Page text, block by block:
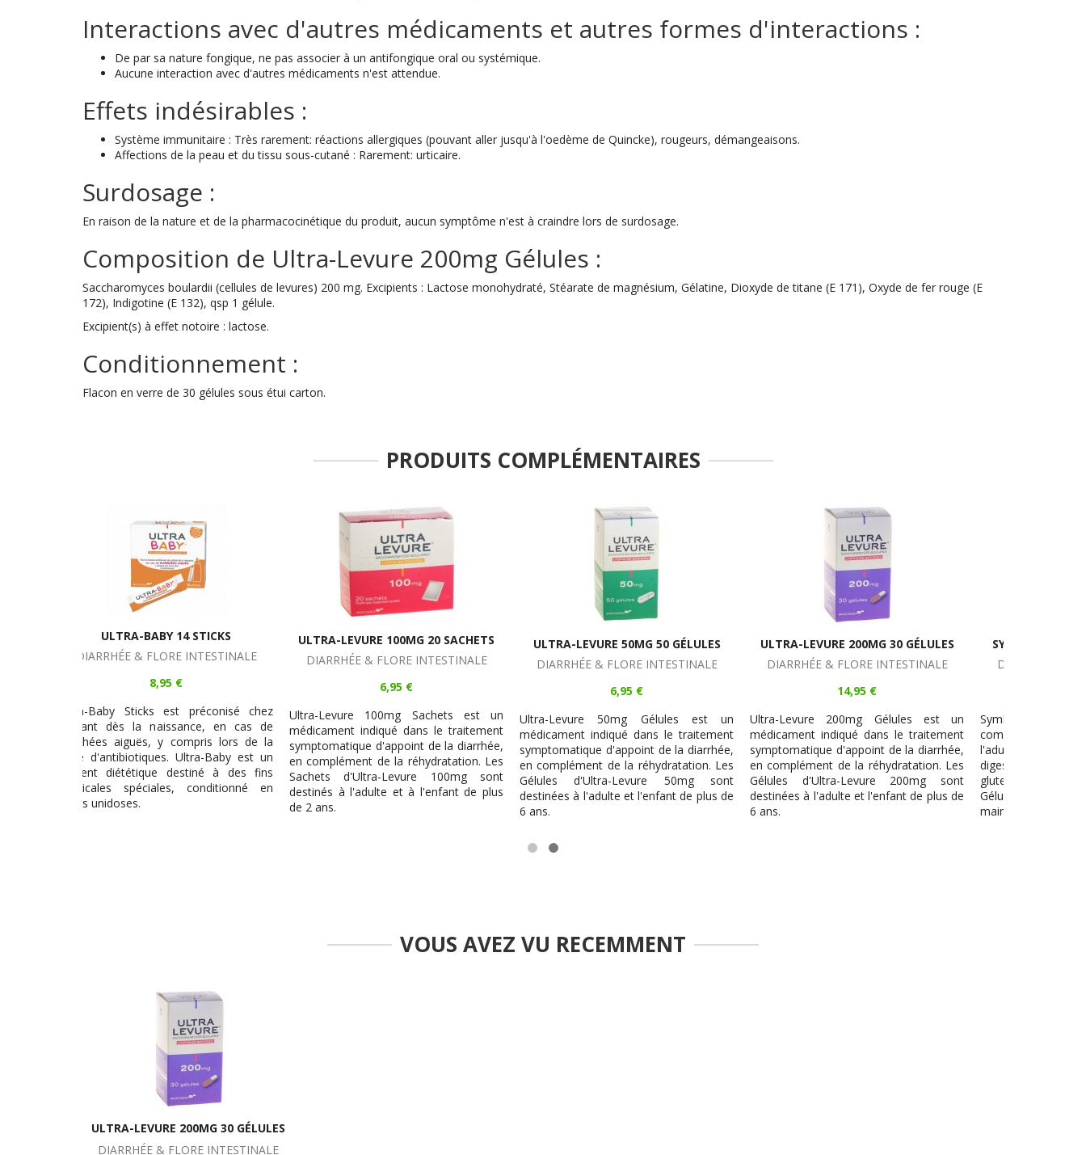
Interactions avec d'autres médicaments et autres formes d'interactions :
De par sa nature fongique, ne pas associer à un antifongique oral ou systémique.
Aucune interaction avec d'autres médicaments n'est attendue.
Effets indésirables :
Système immunitaire : Très rarement: réactions allergiques (pouvant aller jusqu'à l'oedème de Quincke), rougeurs, démangeaisons.
Affections de la peau et du tissu sous-cutané : Rarement: urticaire.
Surdosage :
En raison de la nature et de la pharmacocinétique du produit, aucun symptôme n'est à craindre lors de surdosage.
Composition de Ultra-Levure 200mg Gélules :
Saccharomyces boulardii (cellules de levures) 200 mg. Excipients : Lactose monohydraté, Stéarate de magnésium, Gélatine, Dioxyde de titane (E 171), Oxyde de fer rouge (E
172), Indigotine (E 132), qsp 1 gélule.
Excipient(s) à effet notoire : lactose.
Conditionnement :
Flacon en verre de 30 gélules sous étui carton.
PRODUITS COMPLÉMENTAIRES
ULTRA-LEVURE 100MG 20 SACHETS
DIARRHÉE & FLORE INTESTINALE
6,95 €
Ultra-Levure 100mg Sachets est un
médicament indiqué dans le traitement
symptomatique d'appoint de la diarrhée,
en complément de la réhydratation. Les
Sachets d'Ultra-Levure 100mg sont
destinés à l'adulte et à l'enfant de plus
de 2 ans.
ULTRA-LEVURE 50MG 50 GÉLULES
DIARRHÉE & FLORE INTESTINALE
6,95 €
Ultra-Levure 50mg Gélules est un
médicament indiqué dans le traitement
symptomatique d'appoint de la diarrhée,
en complément de la réhydratation. Les
Gélules d'Ultra-Levure 50mg sont
destinées à l'adulte et l'enfant de plus de
6 ans.
ULTRA-LEVURE 200MG 30 GÉLULES
DIARRHÉE & FLORE INTESTINALE
14,95 €
Ultra-Levure 200mg Gélules est un
médicament indiqué dans le traitement
symptomatique d'appoint de la diarrhée,
en complément de la réhydratation. Les
Gélules d'Ultra-Levure 200mg sont
destinées à l'adulte et l'enfant de plus de
SYMBIOSYS ALFLOREX 30 GÉLULES
DIARRHÉE & FLORE INTESTINALE
24,95 €
Symbiosys Alflorex Gélules est un
complément alimentaire préconisé chez
l'adulte en cas de déséquilibre de la flore
digestive et déséquilibre intestinal. Sans
gluten ni lactose, Alflorex Symbiosys
Gélules est l'aide idéale pour retrouver et
VOUS AVEZ VU RECEMMENT
ULTRA-LEVURE 200MG 30 GÉLULES
DIARRHÉE & FLORE INTESTINALE